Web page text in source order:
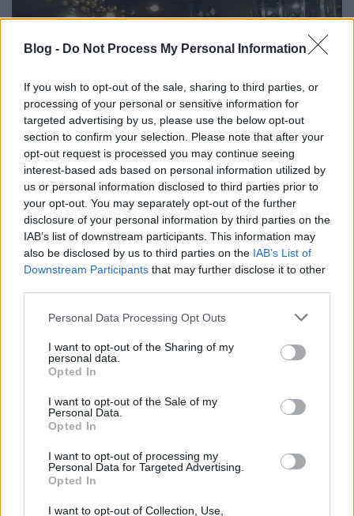
Blog - Do Not Process My Personal Information
If you wish to opt-out of the sale, sharing to third parties, or
processing of your personal or sensitive information for
targeted advertising by us, please use the below opt-out
section to confirm your selection. Please note that after your
opt-out request is processed you may continue seeing
interest-based ads based on personal information utilized by
us or personal information disclosed to third parties prior to
your opt-out. You may separately opt-out of the further
disclosure of your personal information by third parties on the
IAB’s list of downstream participants. This information may
also be disclosed by us to third parties on the IAB’s List of
Downstream Participants that may further disclose it to other
Please note that this website/app uses one or more Google
not limited to your visit or usage behaviour. You may click to
grant or deny consent to Google and its third-party tags to
use your data for below specified purposes in below Google
consent section.
Personal Data Processing Opt Outs
I want to opt-out of the Sharing of my
personal data.
Opted In
I want to opt-out of the Sale of my
Personal Data.
Opted In
I want to opt-out of processing my
Personal Data for Targeted Advertising.
Opted In
I want to opt-out of Collection, Use,
Párizsi ítélet kicsiben - Franciaország
vs USA a Drop Shopban
furmintfan• 2021. december 16.
A Drop Shop a szokásos poharas borlap mellett
karácsonyi meglepetésekkel igyekszik feldobni az
ünnepi várakozást, így decemberben különleges